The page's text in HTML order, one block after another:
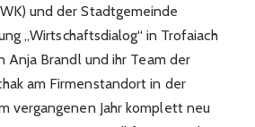
und der Stadtgemeinde
„Wirtschaftsdialog“ in Trofaiach
Anja Brandl und ihr Team der
am Firmenstandort in der
vergangenen Jahr komplett neu